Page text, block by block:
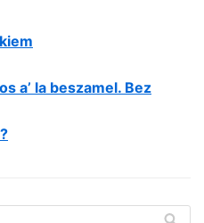
a’ la beszamel. Bez